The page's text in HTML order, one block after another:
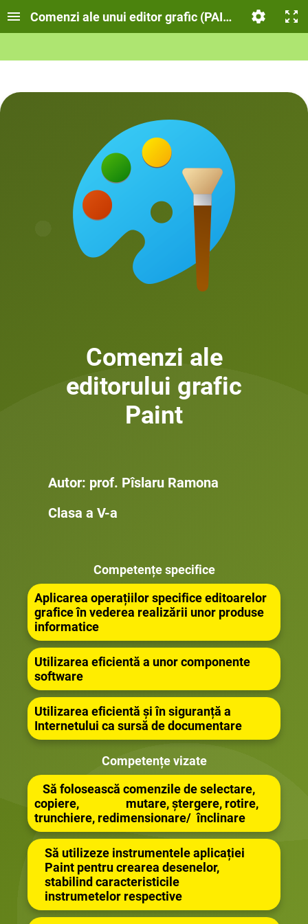
Comenzi ale unui editor grafic (PAINT)
Comenzi ale
editorului grafic
Paint
Autor: prof. Pîslaru Ramona
Clasa a V-a
Competențe specifice
Aplicarea operațiilor specifice editoarelor
grafice în vederea realizării unor produse
informatice
Utilizarea eficientă a unor componente
software
Utilizarea eficientă și în siguranță a
Internetului ca sursă de documentare
Competențe vizate
Să folosească comenzile de selectare,
copiere, mutare, ștergere, rotire,
trunchiere, redimensionare/ înclinare
Să utilizeze instrumentele aplicației
Paint pentru crearea desenelor,
stabilind caracteristicile
instrumetelor respective